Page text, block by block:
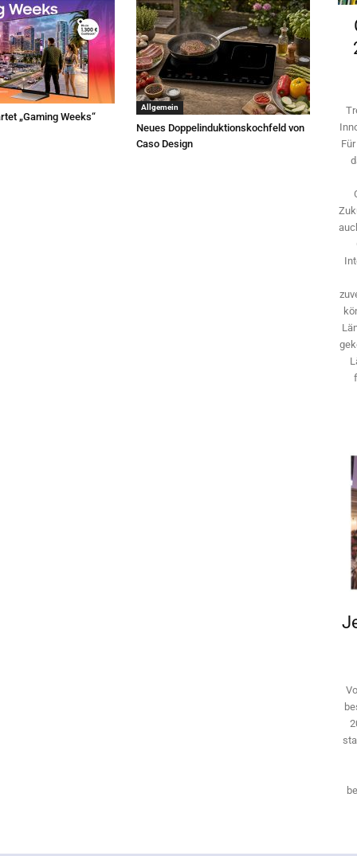
„Gaming Weeks“
Allgemein
Neues Doppelinduktionskochfeld von
Caso Design